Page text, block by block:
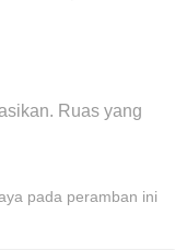
Ruas yang
pada peramban ini